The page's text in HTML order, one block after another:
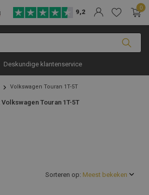
9,2
0
Deskundige klantenservice
Volkswagen Touran 1T-5T
Touran 1T-5T
Sorteren op: